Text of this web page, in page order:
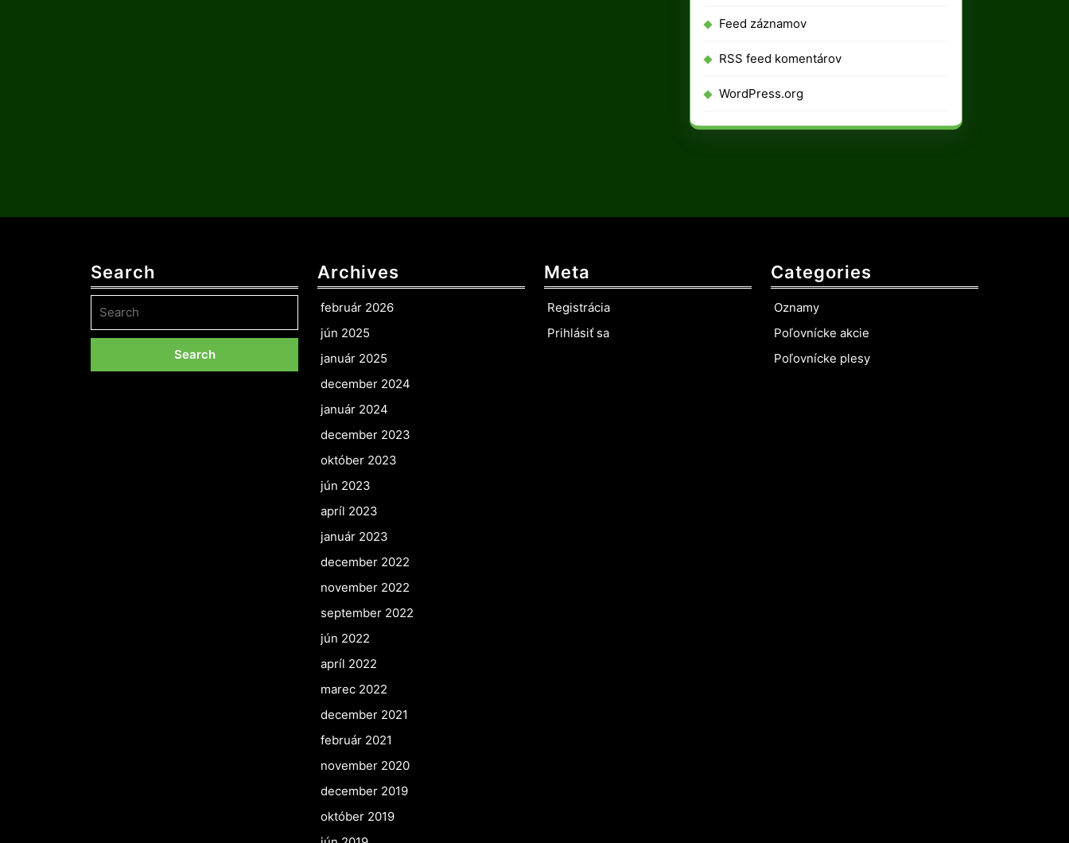
Feed záznamov
RSS feed komentárov
WordPress.org
Search
for:
Archives
február 2026
jún 2025
január 2025
december 2024
január 2024
december 2023
október 2023
jún 2023
apríl 2023
január 2023
december 2022
november 2022
september 2022
jún 2022
apríl 2022
marec 2022
december 2021
február 2021
november 2020
december 2019
október 2019
Meta
Registrácia
Prihlásiť sa
Categories
Oznamy
Poľovnícke akcie
Poľovnícke plesy